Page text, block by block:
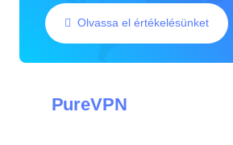
Olvassa el értékelésünket
PureVPN